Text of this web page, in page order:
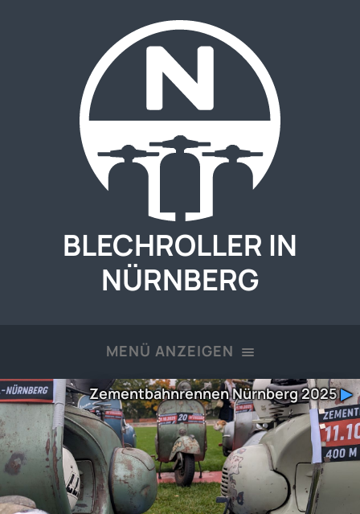
BLECHROLLER IN
NÜRNBERG
MENÜ ANZEIGEN
Zementbahnrennen Nürnberg 2025▶